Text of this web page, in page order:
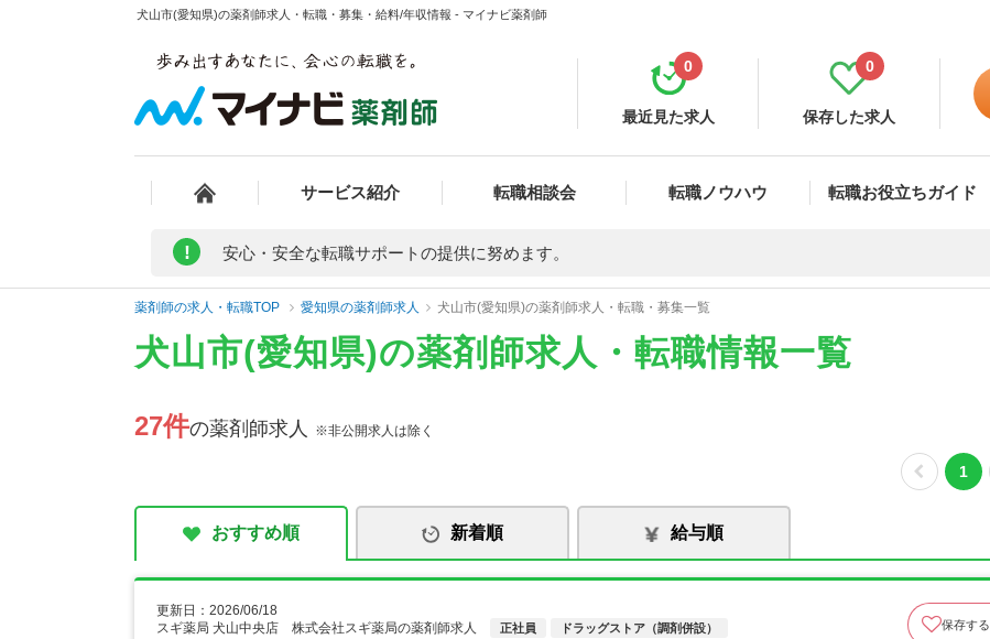
犬山市(愛知県)の薬剤師求人・転職・募集・給料/年収情報 - マイナビ薬剤師
最近見た求人
0
保存した求人
0
サービス紹介 転職相談会 転職ノウハウ 転職お役立ちガイド
! 安心・安全な転職サポートの提供に努めます。
薬剤師の求人・転職TOP 愛知県の薬剤師求人 犬山市(愛知県)の薬剤師求人・転職・募集一覧
犬山市(愛知県)の薬剤師求人・転職情報一覧
27件の薬剤師求人 ※非公開求人は除く
1
おすすめ順 新着順 給与順
更新日：2026/06/18
スギ薬局 犬山中央店 株式会社スギ薬局の薬剤師求人
正社員 ドラッグストア（調剤併設） 保存する